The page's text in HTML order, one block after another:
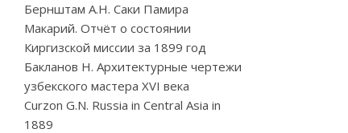
Бернштам А.Н. Саки Памира
Макарий. Отчёт о состоянии
Киргизской миссии за 1899 год
Бакланов Н. Архитектурные чертежи
узбекского мастера XVI века
Curzon G.N. Russia in Central Asia in
1889